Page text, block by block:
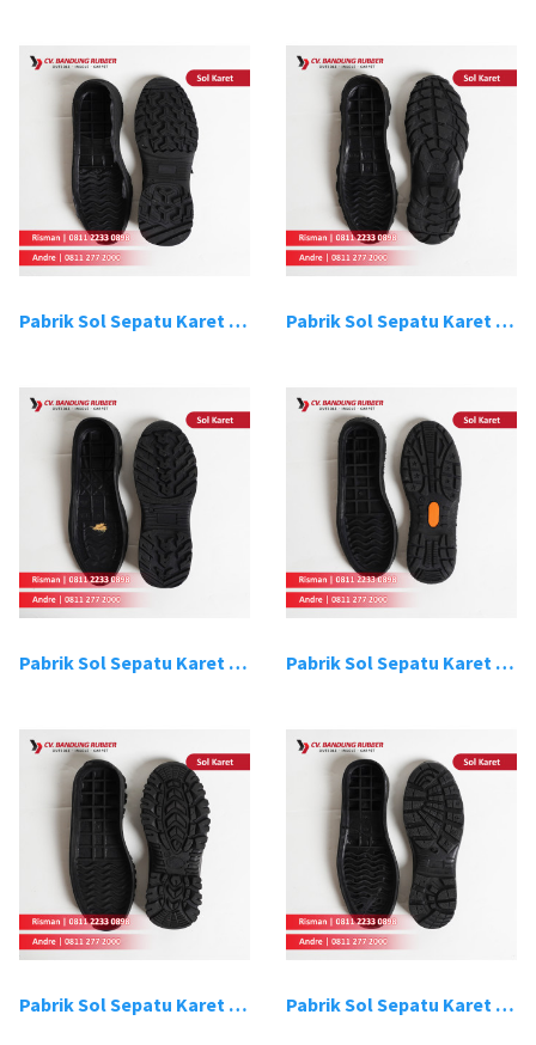
Pabrik Sol Sepatu Karet Bandung 7 Pabrik Sol Sepatu Karet Bandung 8
Pabrik Sol Sepatu Karet Bandung 9 Pabrik Sol Sepatu Karet Bandung 10
Pabrik Sol Sepatu Karet Bandung 11 Pabrik Sol Sepatu Karet Bandung 12